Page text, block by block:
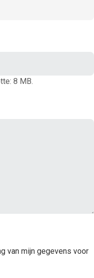
8 MB.
van mijn gegevens voor